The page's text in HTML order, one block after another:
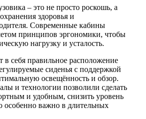
– это не просто роскошь, а
здоровья и
Современные кабины
принципов эргономики, чтобы
нагрузку и усталость.
в себя правильное расположение
сиденья с поддержкой
освещённость и обзор.
и технологии позволили сделать
и удобным, снизить уровень
особенно важно в длительных